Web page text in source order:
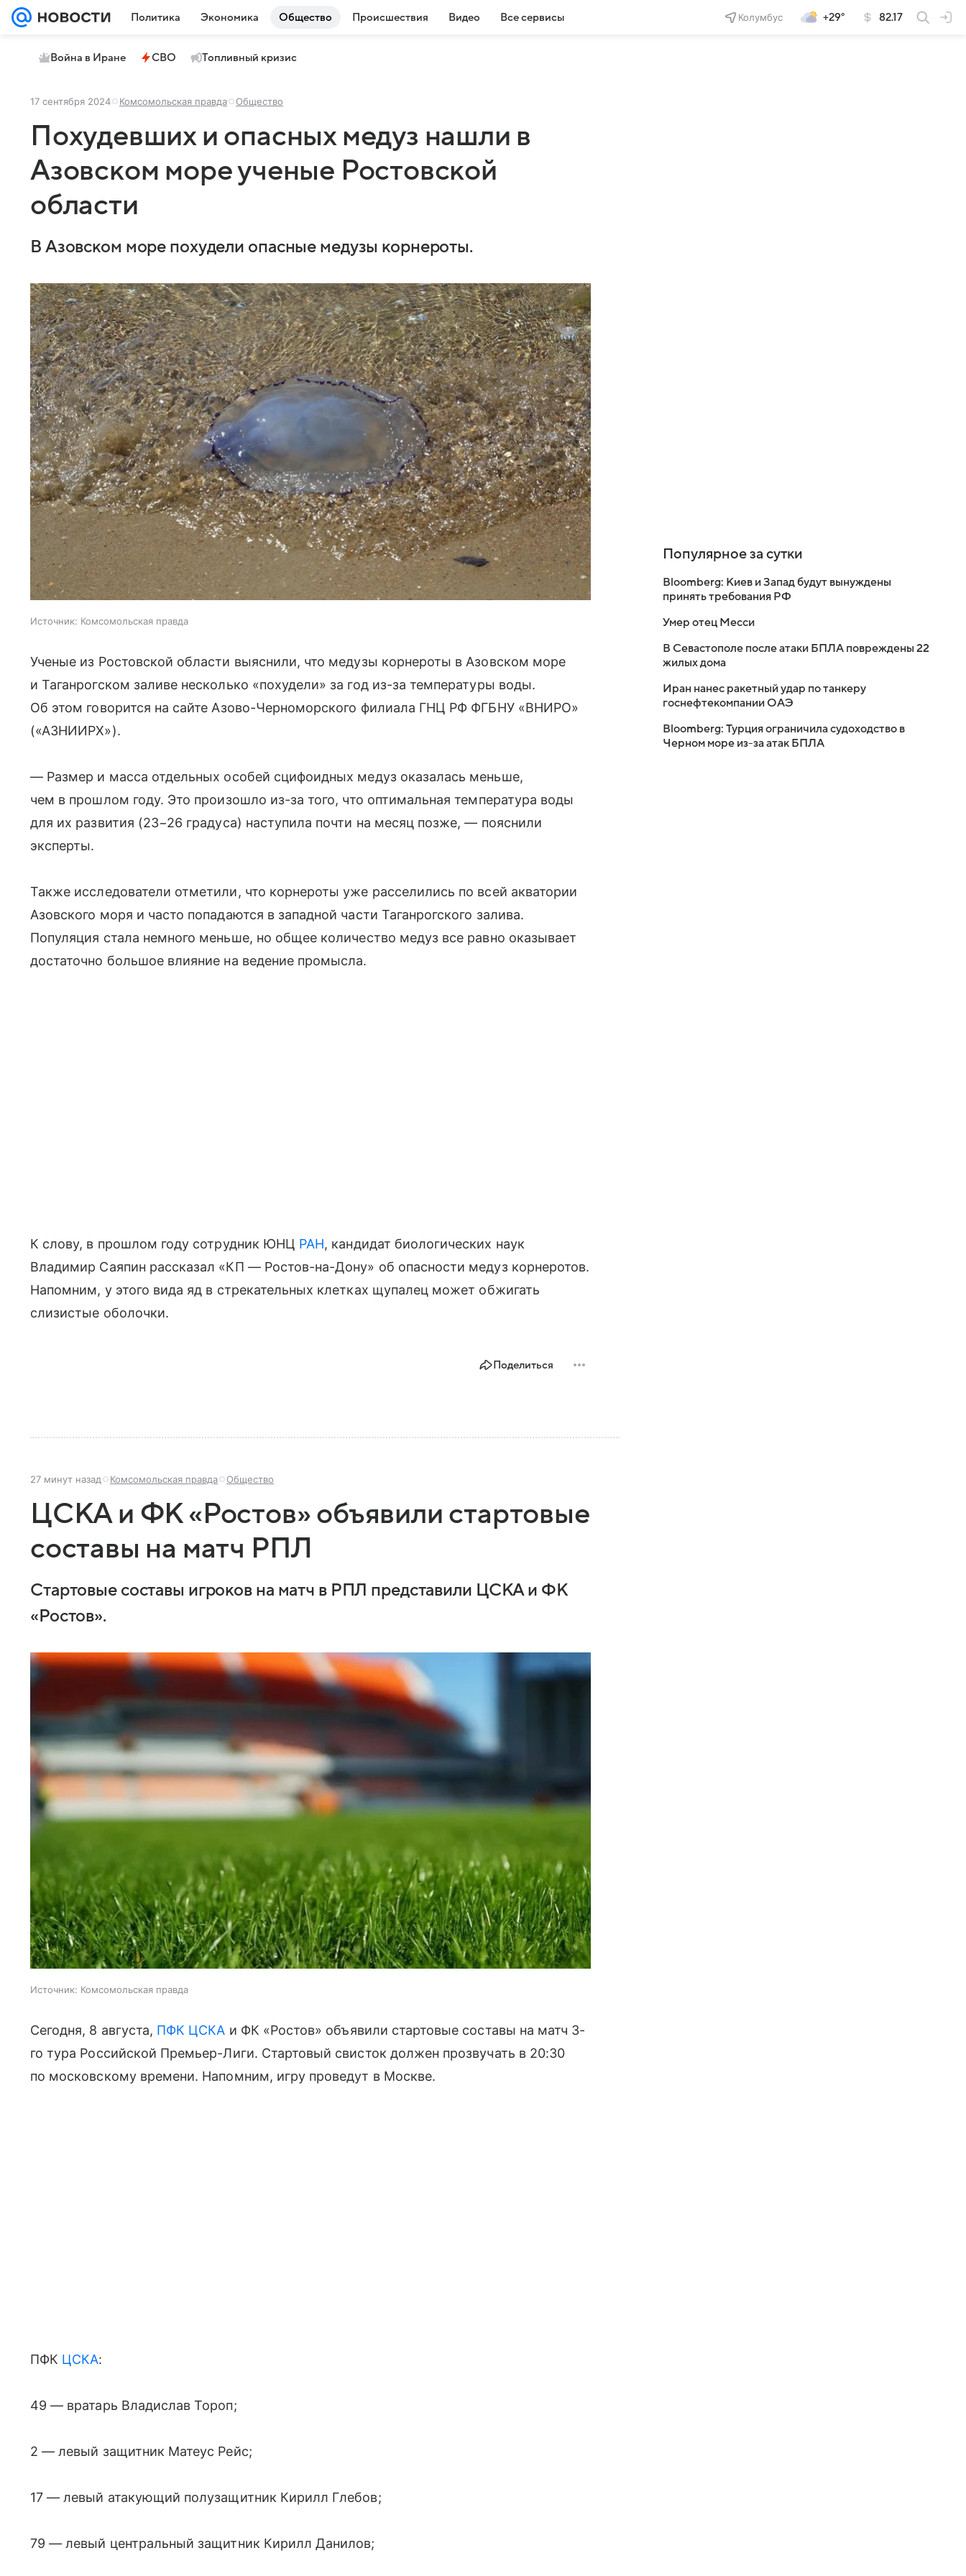
Политика Экономика Общество Происшествия Видео Все сервисы Колумбус +29° 82.17
Война в Иране СВО Топливный кризис
17 сентября 2024 Комсомольская правда Общество
Похудевших и опасных медуз нашли в
Азовском море ученые Ростовской
области
В Азовском море похудели опасные медузы корнероты.
Источник: Комсомольская правда
Ученые из Ростовской области выяснили, что медузы корнероты в Азовском море
и Таганрогском заливе несколько «похудели» за год из-за температуры воды.
Об этом говорится на сайте Азово-Черноморского филиала ГНЦ РФ ФГБНУ «ВНИРО»
(«АЗНИИРХ»).
— Размер и масса отдельных особей сцифоидных медуз оказалась меньше,
чем в прошлом году. Это произошло из-за того, что оптимальная температура воды
для их развития (23−26 градуса) наступила почти на месяц позже, — пояснили
эксперты.
Также исследователи отметили, что корнероты уже расселились по всей акватории
Азовского моря и часто попадаются в западной части Таганрогского залива.
Популяция стала немного меньше, но общее количество медуз все равно оказывает
достаточно большое влияние на ведение промысла.
К слову, в прошлом году сотрудник ЮНЦ РАН, кандидат биологических наук
Владимир Саяпин рассказал «КП — Ростов-на-Дону» об опасности медуз корнеротов.
Напомним, у этого вида яд в стрекательных клетках щупалец может обжигать
слизистые оболочки.
Поделиться
27 минут назад Комсомольская правда Общество
ЦСКА и ФК «Ростов» объявили стартовые
составы на матч РПЛ
Стартовые составы игроков на матч в РПЛ представили ЦСКА и ФК
«Ростов».
Источник: Комсомольская правда
Сегодня, 8 августа, ПФК ЦСКА и ФК «Ростов» объявили стартовые составы на матч 3-
го тура Российской Премьер-Лиги. Стартовый свисток должен прозвучать в 20:30
по московскому времени. Напомним, игру проведут в Москве.
ПФК ЦСКА:
49 — вратарь Владислав Тороп;
2 — левый защитник Матеус Рейс;
17 — левый атакующий полузащитник Кирилл Глебов;
79 — левый центральный защитник Кирилл Данилов;
Популярное за сутки
Bloomberg: Киев и Запад будут вынуждены
принять требования РФ
Умер отец Месси
В Севастополе после атаки БПЛА повреждены 22
жилых дома
Иран нанес ракетный удар по танкеру
госнефтекомпании ОАЭ
Bloomberg: Турция ограничила судоходство в
Черном море из-за атак БПЛА